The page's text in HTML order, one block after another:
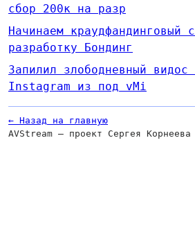
сбор 200к на разр
Начинаем краудфандинговый
разработку Бондинг
Запилил злободневный
Instagram из под vMi
← Назад на главную
AVStream — проект Сергея Корнеева